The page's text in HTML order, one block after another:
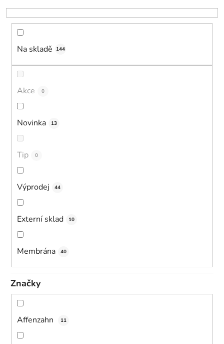
k
t
Na skladě 144
Akce 0
Novinka 13
Tip 0
Výprodej 44
Externí sklad 10
Membrána 40
Značky
Affenzahn 11